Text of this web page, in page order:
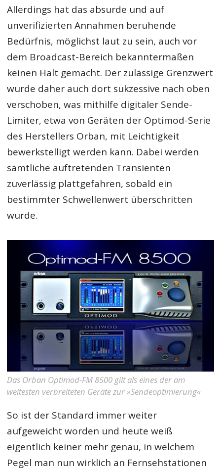
Allerdings hat das absurde und auf
unverifizierten Annahmen beruhende
Bedürfnis, möglichst laut zu sein, auch vor
dem Broadcast-Bereich bekanntermaßen
keinen Halt gemacht. Der zulässige Grenzwert
wurde daher auch dort sukzessive nach oben
verschoben, was mithilfe digitaler Sende-
Limiter, etwa von Geräten der Optimod-Serie
des Herstellers Orban, mit Leichtigkeit
bewerkstelligt werden kann. Dabei werden
sämtliche auftretenden Transienten
zuverlässig plattgefahren, sobald ein
bestimmter Schwellenwert überschritten
wurde.
Das Orban Optimod-FM 8500 gilt als eines der am
weitesten verbreiteten Geräte zur »Sendeoptimierung«
So ist der Standard immer weiter
aufgeweicht worden und heute weiß
eigentlich keiner mehr genau, in welchem
Pegel man nun wirklich an Fernsehstationen